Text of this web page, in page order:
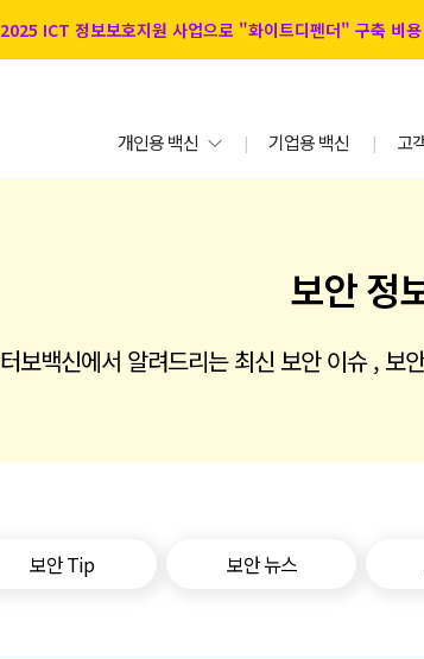
2025 ICT 정보보호지원 사업으로 "화이트디펜더" 구축 비
개인용 백신 | 기업용 백신 | 고
보안 정
터보백신에서 알려드리는 최신 보안 이슈 , 보
보안 Tip 보안 뉴스